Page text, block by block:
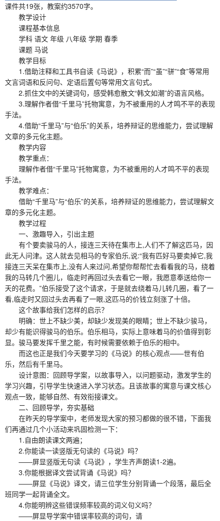
课件共19张，教案约3570字。
教学设计
课程基本信息
学科 语文 年级 八年级 学期 春季
课题 马说
教学目标
1.借助注释和工具书自读《马说》，积累“而”“虽”“骈”“食”等常用
文言词语和反问句、定语后置句等常用文言句式。
2.抓住文中的关键词句，感受韩愈散文“韩文如潮”的语言风格。
3.理解作者借“千里马”托物寓意，为不被重用的人才鸣不平的表现
手法。
4.借助“千里马”与“伯乐”的关系，培养辩证的思维能力，尝试理解
文章的多元化主题。
教学内容
教学重点：
理解作者借“千里马”托物寓意，为不被重用的人才鸣不平的表现
手法。
教学难点：
借助“千里马”与“伯乐”的关系，培养辩证的思维能力，尝试理解文
章的多元化主题。
教学过程
一、激趣导入，引出主题
有个要卖骏马的人，接连三天待在集市上,人们不了解这匹马，因
此无人问津。这人就去见相马的专家伯乐,说:“我有匹好马要卖掉它,我
接连三天呆在集市上,没有人来过问,希望你帮帮忙去看看我的马，绕着
我的马转几个圈儿，临走时再回过头去看它一眼，我愿意奉送给你一
天的花费。”伯乐接受了这个请求，于是就去绕着马儿转几圈，看了一
看,临走时又回过头去再看了一眼,这匹马的价钱立刻涨了十倍。
这个故事给我们怎样的启示？
明确：世上不缺少美，却缺少发现美的眼睛；世上不缺少骏马，
却少有能识得骏马的伯乐。伯乐相马，实际上意味着马的价值得到彰
显。骏马要发挥千里之能，有时候需要依赖于伯乐的相中。
而这也正是我们今天要学习的《马说》的核心观点——世有伯
乐，然后有千里马。
设计意图：回顾导学案，以故事导入，以问题驱动，激发学生的
学习兴趣，引导学生快速进入学习状态。且该故事的寓意与课文核心
观点一致，能够自然、有效衔接课文。
二、回顾导学，夯实基础
在昨天的导学案中，老师发现大家的预习都做的很不错，下面我
们再通过几个小活动来巩固检测一下：
1.自由朗读课文两遍；
2.你能读一读竖版无句读的《马说》吗？
——屏显竖版无句读《马说》，学生齐声朗读1-2遍。
3.你能根据译文尝试背诵《马说》吗？
——屏显《马说》译文，请三位学生分别背诵一个段落，最后全
班同学一起背诵全文。
4.你能明辨这些错误频率较高的词义句义吗？
——屏显导学案中错误率较高的词句，请